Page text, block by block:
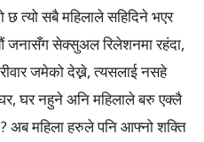
त्यो सबै महिलाले सहिदिने भएर
जनासँग सेक्सुअल रिलेशनमा रहंदा,
जमेको देख्ने, त्यसलाई नसहे
घर, घर नहुने अनि महिलाले बरु एक्लै
अब महिला हरुले पनि आफ्नो शक्ति